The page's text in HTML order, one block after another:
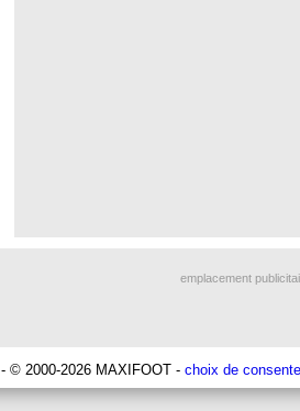
emplacement
- © 2000-2026 MAXIFOOT - choix de